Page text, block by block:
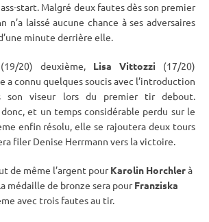
start. Malgré deux fautes dès son premier
n’a laissé aucune chance à ses adversaires
minute derrière elle.
(19/20) deuxième, Lisa Vittozzi (17/20)
a connu quelques soucis avec l’introduction
son viseur lors du premier tir debout.
et un temps considérable perdu sur le
enfin résolu, elle se rajoutera deux tours
filer Denise Herrmann vers la victoire.
de même l’argent pourKarolin Horchlerà
médaille de bronze sera pourFranziska
avec trois fautes au tir.